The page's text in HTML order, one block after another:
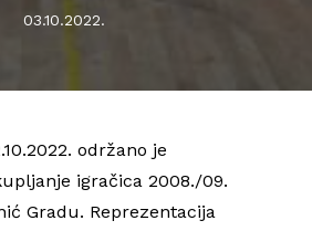
03.10.2022.
održano je
igračica 2008./09.
Gradu. Reprezentacija